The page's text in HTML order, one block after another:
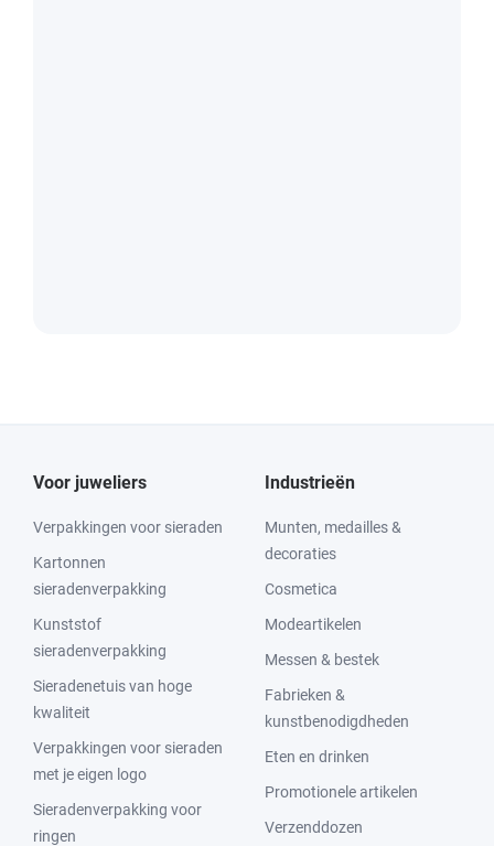
Voor juweliers
Verpakkingen voor sieraden
Kartonnen
sieradenverpakking
Kunststof
sieradenverpakking
Sieradenetuis van hoge
kwaliteit
Verpakkingen voor sieraden
met je eigen logo
Sieradenverpakking voor
ringen
Industrieën
Munten, medailles &
decoraties
Cosmetica
Modeartikelen
Messen & bestek
Fabrieken &
kunstbenodigdheden
Eten en drinken
Promotionele artikelen
Verzenddozen